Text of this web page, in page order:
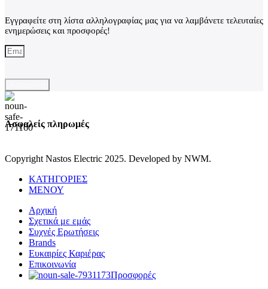
Εγγραφείτε στη λίστα αλληλογραφίας μας για να λαμβάνετε τελευταίες
ενημερώσεις και προσφορές!
Ασφαλείς πληρωμές
Copyright Nastos Electric 2025. Developed by NWM.
ΚΑΤΗΓΟΡΙΕΣ
ΜΕΝΟΥ
Αρχική
Σχετικά με εμάς
Συχνές Ερωτήσεις
Brands
Ευκαιρίες Καριέρας
Επικοινωνία
Προσφορές